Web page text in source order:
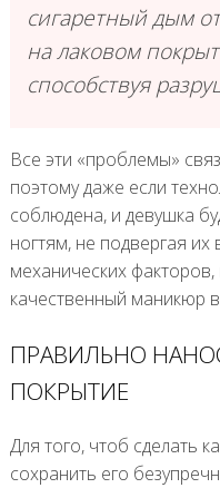
сигаретный дым
на лаковом
способствуя
Все эти «проблемы»
поэтому даже если
соблюдена, и девушка
ногтям, не подвергая
механических
качественный маникюр
ПРАВИЛЬНО
ПОКРЫТИЕ
Для того, чтоб сделать
сохранить его